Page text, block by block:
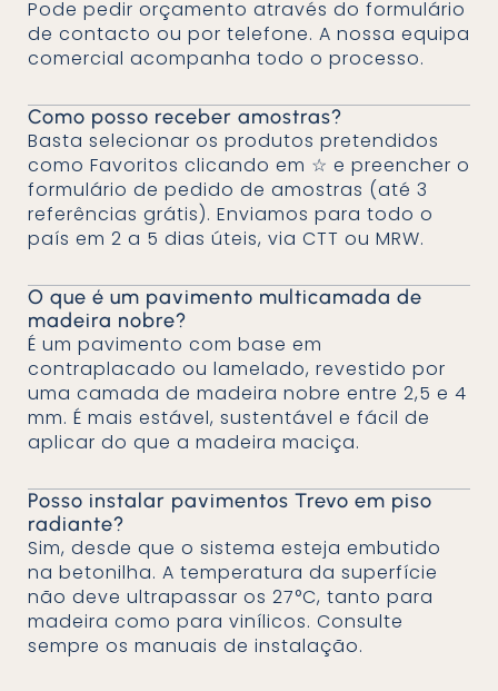
Pode pedir orçamento através do formulário
de contacto ou por telefone. A nossa equipa
comercial acompanha todo o processo.
Como posso receber amostras?
Basta selecionar os produtos pretendidos
como Favoritos clicando em ☆ e preencher o
formulário de pedido de amostras (até 3
referências grátis). Enviamos para todo o
país em 2 a 5 dias úteis, via CTT ou MRW.
O que é um pavimento multicamada de
madeira nobre?
É um pavimento com base em
contraplacado ou lamelado, revestido por
uma camada de madeira nobre entre 2,5 e 4
mm. É mais estável, sustentável e fácil de
aplicar do que a madeira maciça.
Posso instalar pavimentos Trevo em piso
radiante?
Sim, desde que o sistema esteja embutido
na betonilha. A temperatura da superfície
não deve ultrapassar os 27°C, tanto para
madeira como para vinílicos. Consulte
sempre os manuais de instalação.